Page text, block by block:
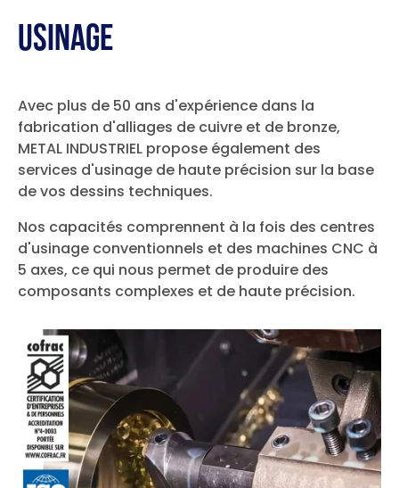
Usinage
Avec plus de 50 ans d'expérience dans la
fabrication d'alliages de cuivre et de bronze,
METAL INDUSTRIEL propose également des
services d'usinage de haute précision sur la base
de vos dessins techniques.
Nos capacités comprennent à la fois des centres
d'usinage conventionnels et des machines CNC à
5 axes, ce qui nous permet de produire des
composants complexes et de haute précision.